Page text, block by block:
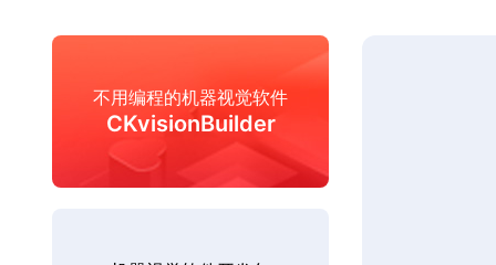
不用编程的机器视觉软件
CKvisionBuilder